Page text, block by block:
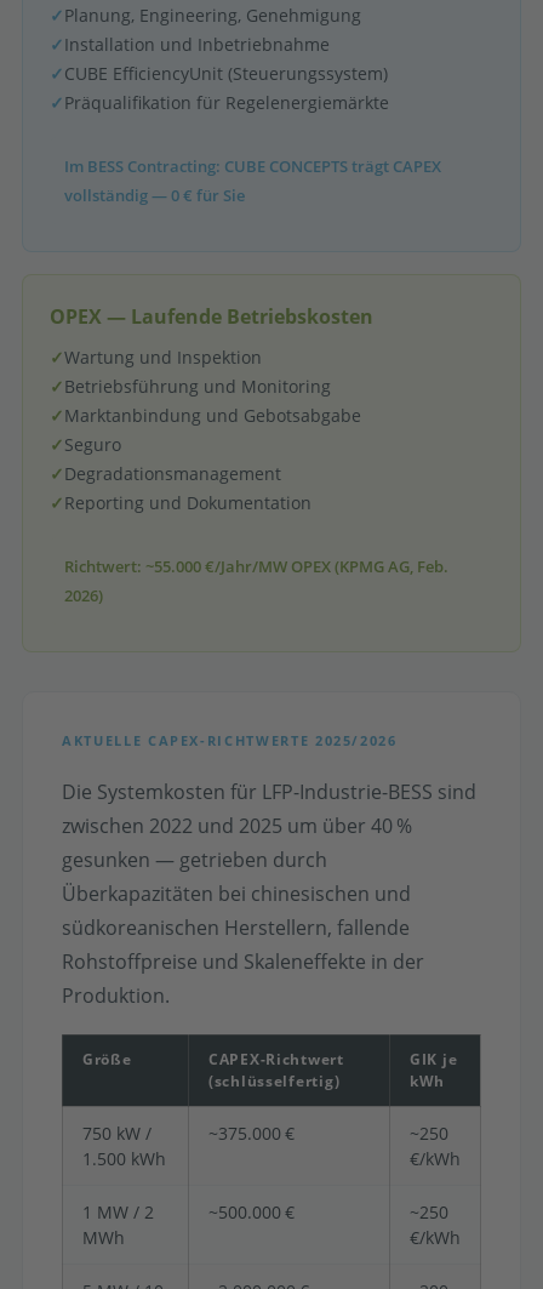
✓Planung, Engineering, Genehmigung
✓Installation und Inbetriebnahme
✓CUBE EfficiencyUnit (Steuerungssystem)
✓Präqualifikation für Regelenergiemärkte
Im BESS Contracting: CUBE CONCEPTS trägt CAPEX
vollständig — 0 € für Sie
OPEX — Laufende Betriebskosten
✓Wartung und Inspektion
✓Betriebsführung und Monitoring
✓Marktanbindung und Gebotsabgabe
✓Seguro
✓Degradationsmanagement
✓Reporting und Dokumentation
Richtwert: ~55.000 €/Jahr/MW OPEX (KPMG AG, Feb.
2026)
AKTUELLE CAPEX-RICHTWERTE 2025/2026
Die Systemkosten für LFP-Industrie-BESS sind
zwischen 2022 und 2025 um über 40 %
gesunken — getrieben durch
Überkapazitäten bei chinesischen und
südkoreanischen Herstellern, fallende
Rohstoffpreise und Skaleneffekte in der
Produktion.
Größe
CAPEX-Richtwert
(schlüsselfertig)
GIK je
kWh
750 kW /
1.500 kWh
~375.000 €
~250
€/kWh
1 MW / 2
MWh
~500.000 €
~250
€/kWh